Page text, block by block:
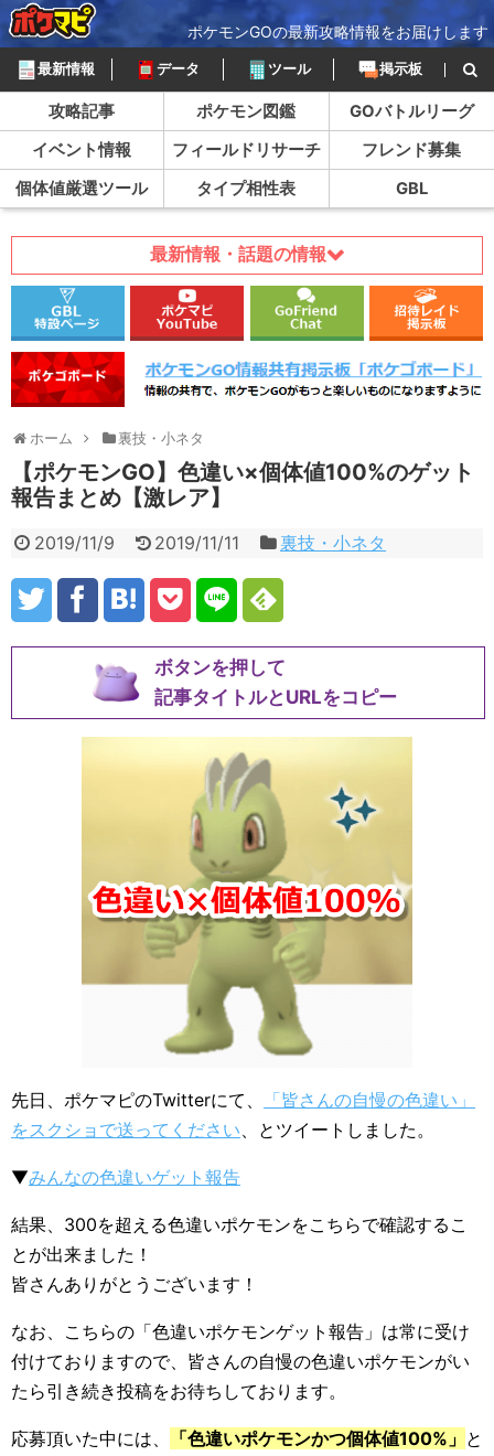
ポケモンGOの最新攻略情報をお届けします
最新情報 データ ツール 掲示板
攻略記事 ポケモン図鑑
GOバトルリーグ
イベント情報
フィールドリサーチ
フレンド募集
個体値厳選ツール
タイプ相性表 GBL
最新情報・話題の情報
ホーム 裏技・小ネタ
【ポケモンGO】色違い×個体値100%のゲット
報告まとめ【激レア】
2019/11/9 2019/11/11 裏技・小ネタ
ボタンを押して
記事タイトルとURLをコピー
先日、ポケマピのTwitterにて、
「皆さんの自慢の色違い」
をスクショで送ってください、とツイートしました。
▼みんなの色違いゲット報告
結果、300を超える色違いポケモンをこちらで確認するこ
とが出来ました！
皆さんありがとうございます！
なお、こちらの「色違いポケモンゲット報告」は常に受け
付けておりますので、皆さんの自慢の色違いポケモンがい
たら引き続き投稿をお待ちしております。
応募頂いた中には、 「色違いポケモンかつ個体値100%」 と